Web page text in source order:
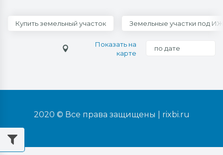
Купить земельный участок Земельные участки под
Показать на
карте
по дате
2020 © Все права защищены | rixbi.ru